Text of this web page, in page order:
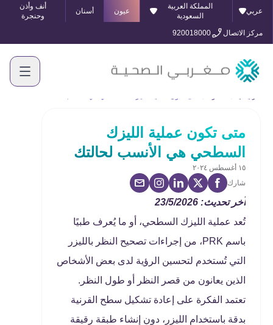
عربي
المملكة العربية
السعودية
عيون أسنان
أنف وأذن
وحنجرة
مركز الاتصال
920018000
متى تكون عملية الليزك
السطحي هي الأنسب لحالتك
١٥ أغسطس ٢٠٢٤
شارك
آخر تحديث: 23/5/2026
تُعد عملية الليزك السطحي، أو ما يُعرف طبيًا
باسم PRK، من إجراءات تصحيح النظر بالليزر
التي تُستخدم لتحسين الرؤية لدى بعض الأشخاص
الذين يعانون من قصر النظر أو طول النظر.
تعتمد الفكرة على إعادة تشكيل سطح القرنية
بدقة باستخدام الليزر، دون إنشاء طبقة رقيقة